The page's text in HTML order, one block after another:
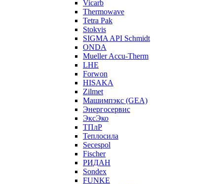
Vicarb
Thermowave
Tetra Pak
Stokvis
SIGMA API Schmidt
ONDA
Mueller Accu-Therm
LHE
Forwon
HISAKA
Zilmet
Машимпэкс (GEA)
Энергосервис
ЭксЭко
ТПлР
Теплосила
Secespol
Fischer
РИДАН
Sondex
FUNKE